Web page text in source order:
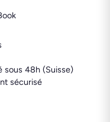
sous 48h (Suisse)
sécurisé